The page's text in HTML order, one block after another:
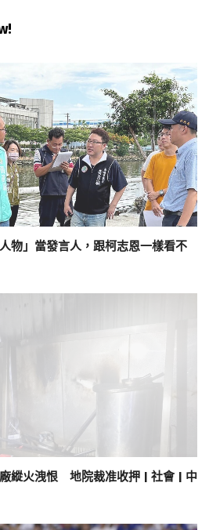
物」當發言人，跟柯志恩一樣看不
縱火洩恨 地院裁准收押 | 社會 | 中